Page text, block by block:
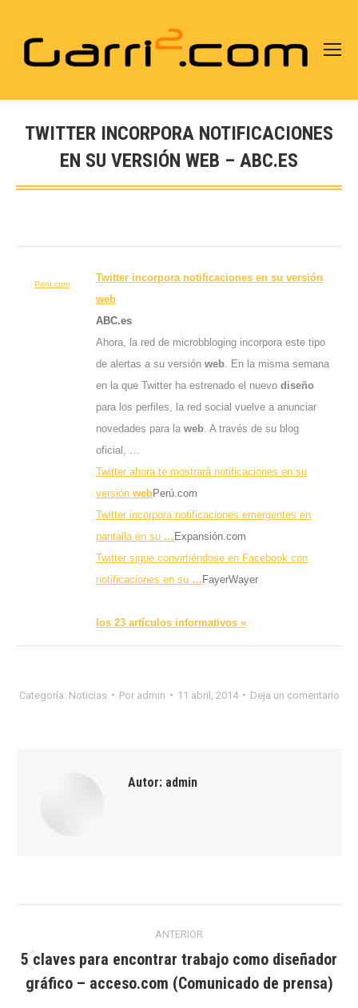
TWITTER INCORPORA NOTIFICACIONES
EN SU VERSIÓN WEB – ABC.ES
Estás aquí:
Perú.com
Twitter incorpora notificaciones en su versión
web
ABC.es
Ahora, la red de microbbloging incorpora este tipo
de alertas a su versión web . En la misma semana
en la que Twitter ha estrenado el nuevo diseño
para los perfiles, la red social vuelve a anunciar
novedades para la web . A través de su blog
oficial, …
Twitter ahora te mostrará notificaciones en su
versión webPerú.com
Twitter incorpora notificaciones emergentes en
pantalla en su … Expansión.com
Twitter sigue convirtiéndose en Facebook con
notificaciones en su … FayerWayer
los 23 artículos informativos »
Categoría: Noticias Por admin 11 abril, 2014 Deja un comentario
Autor: admin
entre
publicaciones
ANTERIOR
Publicación
anterior:
5 claves para encontrar trabajo como diseñador
gráfico – acceso.com (Comunicado de prensa)